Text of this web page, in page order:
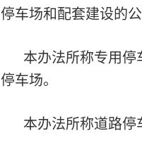
停车场和配套建设的
本办法所称专用
停车场。
本办法所称道路